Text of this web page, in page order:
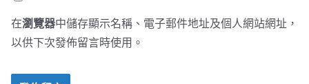
在瀏覽器中儲存顯示名稱、電子郵件地址及個人網站網址，
以供下次發佈留言時使用。